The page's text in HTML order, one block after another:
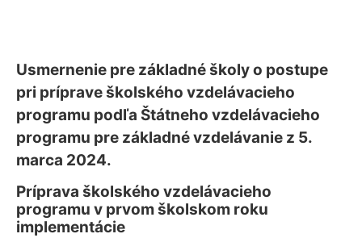
Usmernenie pre základné školy o postupe
pri príprave školského vzdelávacieho
programu podľa Štátneho vzdelávacieho
programu pre základné vzdelávanie z 5.
marca 2024.
Príprava školského vzdelávacieho
programu v prvom školskom roku
implementácie